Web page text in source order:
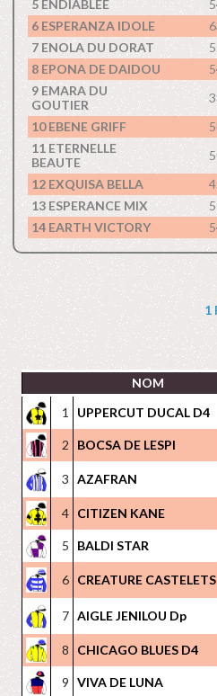
5 ENDIABLEE
6 ESPERANZA IDOLE
7 ENOLA DU DORAT
8 EPONA DE DAIDOU
9 EMARA DU
GOUTIER
10 EBENE GRIFF
11 ETERNELLE
BEAUTE
12 EXQUISA BELLA
13 ESPERANCE MIX
14 EARTH VICTORY
1
NOM
1
UPPERCUT DUCAL D4
2 BOCSA DE LESPI
3 AZAFRAN
4 CITIZEN KANE
5 BALDI STAR
6 CREATURE CASTELETS
7 AIGLE JENILOU Dp
8 CHICAGO BLUES D4
9 VIVA DE LUNA